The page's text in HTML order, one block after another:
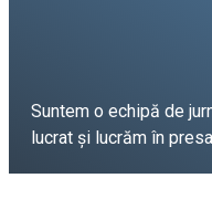
Suntem o echipă de
lucrat și lucrăm în